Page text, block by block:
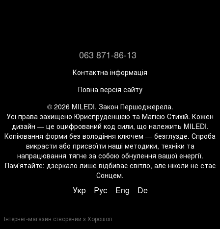
063 871-86-13
Контактна інформація
Повна версія сайту
© 2026 MILEDI. Закон Першоджерела.
Усі права захищено Юриспруденцією та Магією Стихій. Кожен
дизайн — це оцифрований код сили, що належить MILEDI.
Копіювання форми без володіння ключем — безглузде. Спроба
викрасти або присвоїти наші методики, техніки та
напрацювання тягне за собою обнулення вашої енергії.
Пам’ятайте: дзеркало лише відбиває світло, але ніколи не стає
Сонцем.
Укр Рус Eng De
Інтернет-магазин створений з Хорошоп